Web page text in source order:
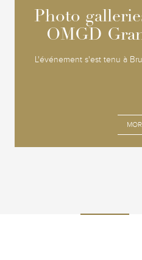
Photo
OMGD
L'événement s'est tenu à
Photo
OMGD